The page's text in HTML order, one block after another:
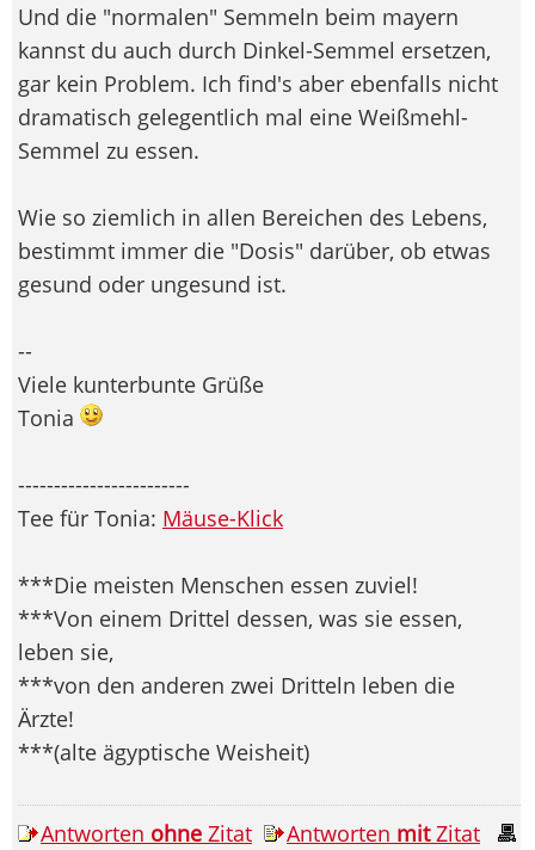
Und die "normalen" Semmeln beim mayern
kannst du auch durch Dinkel-Semmel ersetzen,
gar kein Problem. Ich find's aber ebenfalls nicht
dramatisch gelegentlich mal eine Weißmehl-
Semmel zu essen.
Wie so ziemlich in allen Bereichen des Lebens,
bestimmt immer die "Dosis" darüber, ob etwas
gesund oder ungesund ist.
--
Viele kunterbunte Grüße
Tonia
------------------------
Tee für Tonia: Mäuse-Klick
***Die meisten Menschen essen zuviel!
***Von einem Drittel dessen, was sie essen,
leben sie,
***von den anderen zwei Dritteln leben die
Ärzte!
***(alte ägyptische Weisheit)
Antworten ohne Zitat Antworten mitZitat